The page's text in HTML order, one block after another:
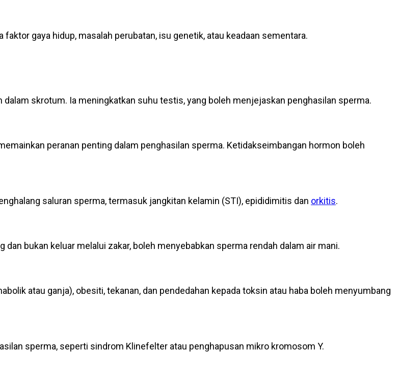
gaya hidup, masalah perubatan, isu genetik, atau keadaan sementara.
dalam skrotum. Ia meningkatkan suhu testis, yang boleh menjejaskan penghasilan sperma.
peranan penting dalam penghasilan sperma. Ketidakseimbangan hormon boleh
saluran sperma, termasuk jangkitan kelamin (STI), epididimitis dan orkitis.
bukan keluar melalui zakar, boleh menyebabkan sperma rendah dalam air mani.
atau ganja), obesiti, tekanan, dan pendedahan kepada toksin atau haba boleh menyumbang
sperma, seperti sindrom Klinefelter atau penghapusan mikro kromosom Y.